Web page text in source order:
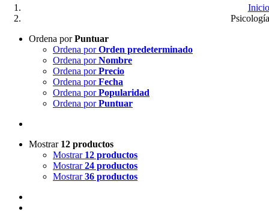
Inicio
Psicología
Ordena porPuntuar
Ordena porOrden predeterminado
Ordena porNombre
Ordena porPrecio
Ordena porFecha
Ordena porPopularidad
Ordena porPuntuar
Mostrar 12 productos
Mostrar 12 productos
Mostrar24 productos
Mostrar36 productos